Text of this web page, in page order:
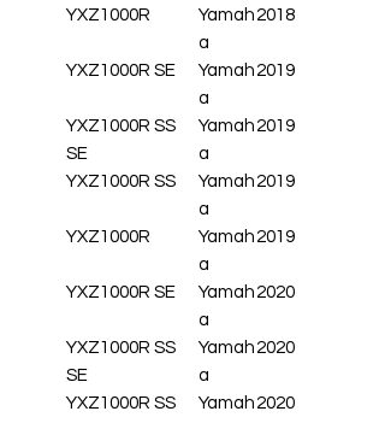
2018
Yamah
a
YXZ1000R
2019
Yamah
a
YXZ1000R SE
2019
Yamah
a
YXZ1000R SS
SE
2019
Yamah
a
YXZ1000R SS
2019
Yamah
a
YXZ1000R
2020
Yamah
a
YXZ1000R SE
2020
Yamah
a
YXZ1000R SS
SE
2020
Yamah
YXZ1000R SS